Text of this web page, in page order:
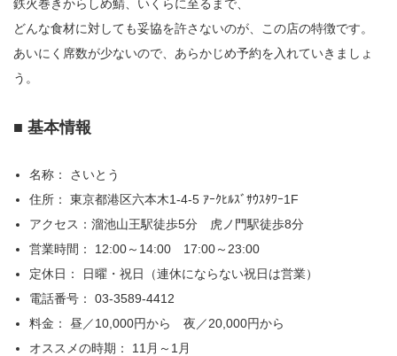
鉄火巻きからしめ鯖、いくらに至るまで、
どんな食材に対しても妥協を許さないのが、この店の特徴です。
あいにく席数が少ないので、あらかじめ予約を入れていきましょ
う。
■ 基本情報
名称： さいとう
住所： 東京都港区六本木1-4-5 ｱｰｸﾋﾙｽﾞｻｳｽﾀﾜｰ1F
アクセス：溜池山王駅徒歩5分 虎ノ門駅徒歩8分
営業時間： 12:00～14:00 17:00～23:00
定休日： 日曜・祝日（連休にならない祝日は営業）
電話番号： 03-3589-4412
料金： 昼／10,000円から 夜／20,000円から
オススメの時期： 11月～1月